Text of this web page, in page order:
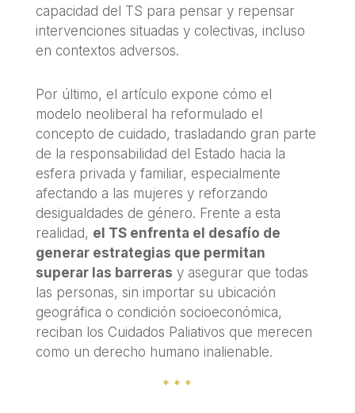
capacidad del TS para pensar y repensar
intervenciones situadas y colectivas, incluso
en contextos adversos.
Por último, el artículo expone cómo el
modelo neoliberal ha reformulado el
concepto de cuidado, trasladando gran parte
de la responsabilidad del Estado hacia la
esfera privada y familiar, especialmente
afectando a las mujeres y reforzando
desigualdades de género. Frente a esta
realidad, el TS enfrenta el desafío de
generar estrategias que permitan
superar las barreras y asegurar que todas
las personas, sin importar su ubicación
geográfica o condición socioeconómica,
reciban los Cuidados Paliativos que merecen
como un derecho humano inalienable.
* * *